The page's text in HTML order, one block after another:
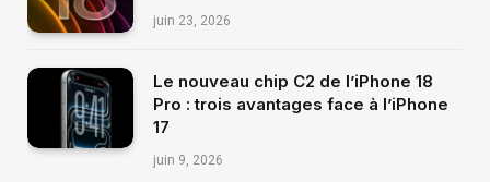
juin 23, 2026
Le nouveau chip C2 de l’iPhone 18
Pro : trois avantages face à l’iPhone
17
juin 9, 2026